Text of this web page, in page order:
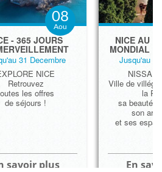
08
Aou
- 365 JOURS
31 Decembre
NICE
Retrouvez
les offres
de séjours !
savoir plus
NICE AU
MONDIAL
Jusqu'au
NISSA
Ville de
la
sa beauté,
son
et ses
En